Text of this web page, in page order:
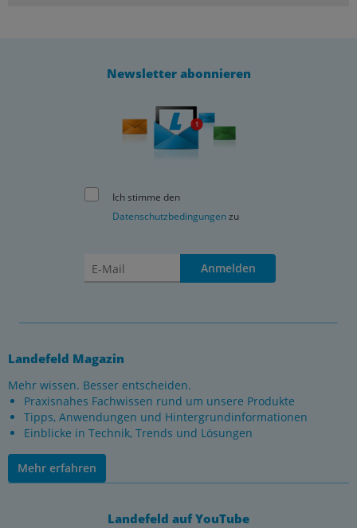
Newsletter abonnieren
Ich stimme den
Datenschutzbedingungenzu
Anmelden
Landefeld Magazin
Mehr wissen. Besser entscheiden.
Praxisnahes Fachwissen rund um unsere Produkte
Tipps, Anwendungen und Hintergrundinformationen
Einblicke in Technik, Trends und Lösungen
Mehr erfahren
Landefeld auf YouTube